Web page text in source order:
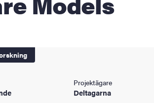
Projektägare
Deltagarna